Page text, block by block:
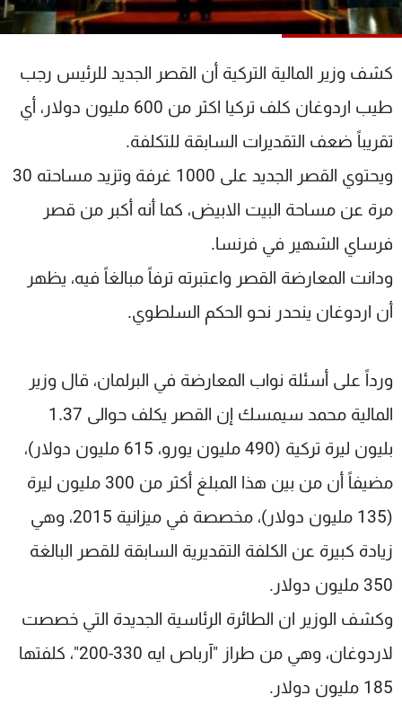
كشف وزير المالية التركية أن القصر الجديد للرئيس رجب
طيب اردوغان كلف تركيا اكثر من 600 مليون دولار، أي
تقريباً ضعف التقديرات السابقة للتكلفة.
ويحتوي القصر الجديد على 1000 غرفة وتزيد مساحته 30
مرة عن مساحة البيت الابيض، كما أنه أكبر من قصر
فرساي الشهير في فرنسا.
ودانت المعارضة القصر واعتبرته ترفاً مبالغاً فيه، يظهر
أن اردوغان ينحدر نحو الحكم السلطوي.
ورداً على أسئلة نواب المعارضة في البرلمان، قال وزير
المالية محمد سيمسك إن القصر يكلف حوالى 1.37
بليون ليرة تركية (490 مليون يورو، 615 مليون دولار)،
مضيفاً أن من بين هذا المبلغ أكثر من 300 مليون ليرة
(135 مليون دولار)، مخصصة في ميزانية 2015، وهي
زيادة كبيرة عن الكلفة التقديرية السابقة للقصر البالغة
350 مليون دولار.
وكشف الوزير ان الطائرة الرئاسية الجديدة التي خصصت
لاردوغان، وهي من طراز "آرباص ايه 330-200"، كلفتها
185 مليون دولار.
شاهد البرامج
عن MTV
الإنـتـاج
لاعلاناتكم
وظائف
تواصل معنا
شروط الإسـتخدام